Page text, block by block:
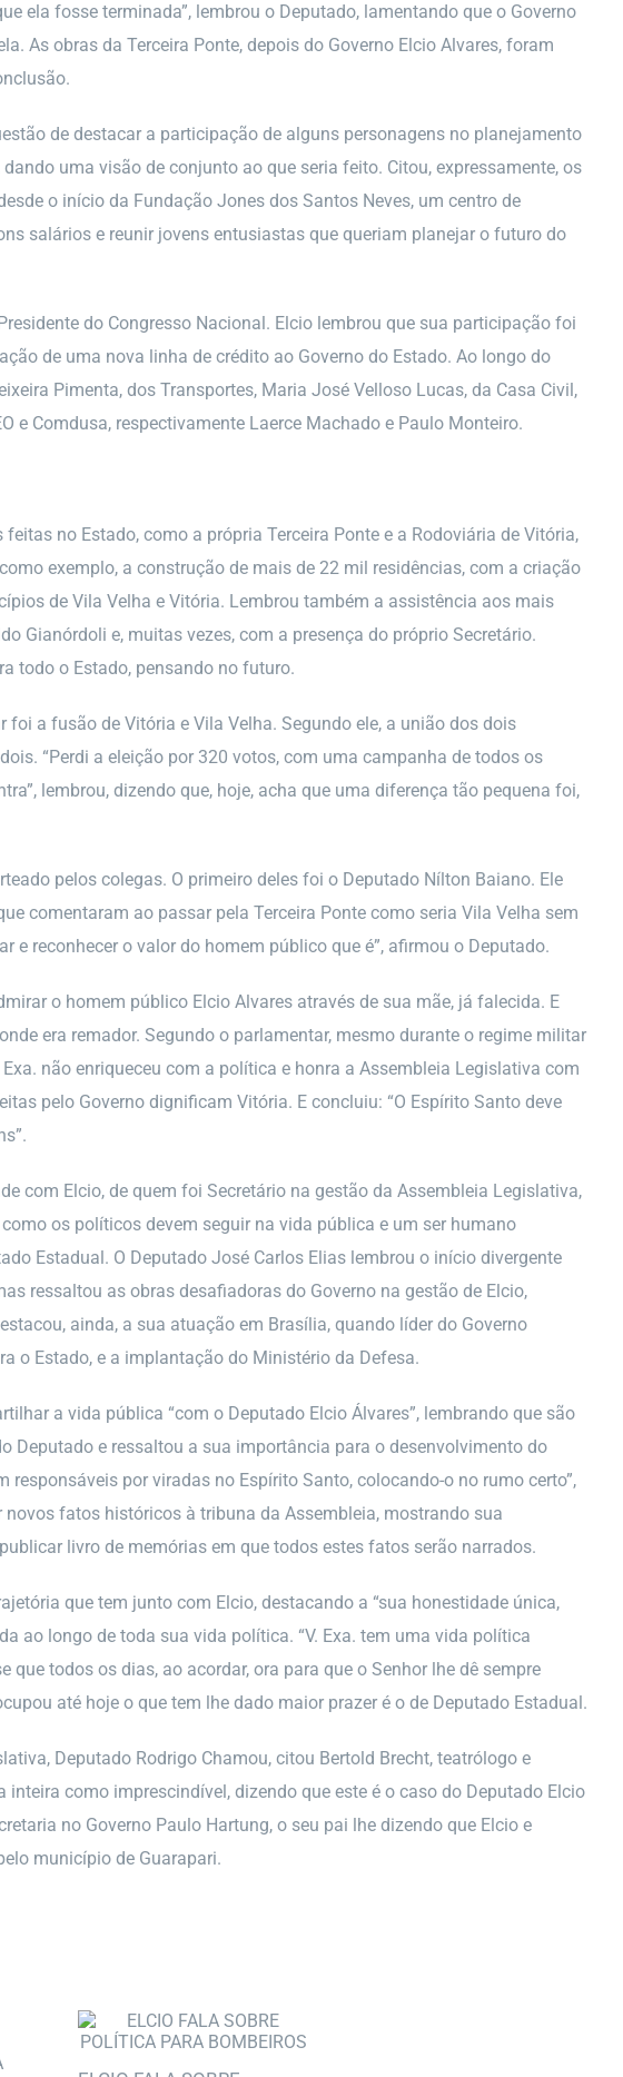
ela fosse terminada”, lembrou o Deputado, lamentando que o Governo
As obras da Terceira Ponte, depois do Governo Elcio Alvares, foram
de destacar a participação de alguns personagens no planejamento
uma visão de conjunto ao que seria feito. Citou, expressamente, os
o início da Fundação Jones dos Santos Neves, um centro de
salários e reunir jovens entusiastas que queriam planejar o futuro do
do Congresso Nacional. Elcio lembrou que sua participação foi
de uma nova linha de crédito ao Governo do Estado. Ao longo do
Pimenta, dos Transportes, Maria José Velloso Lucas, da Casa Civil,
e Comdusa, respectivamente Laerce Machado e Paulo Monteiro.
no Estado, como a própria Terceira Ponte e a Rodoviária de Vitória,
exemplo, a construção de mais de 22 mil residências, com a criação
de Vila Velha e Vitória. Lembrou também a assistência aos mais
Gianórdoli e, muitas vezes, com a presença do próprio Secretário.
todo o Estado, pensando no futuro.
a fusão de Vitória e Vila Velha. Segundo ele, a união dos dois
“Perdi a eleição por 320 votos, com uma campanha de todos os
lembrou, dizendo que, hoje, acha que uma diferença tão pequena foi,
pelos colegas. O primeiro deles foi o Deputado Nílton Baiano. Ele
comentaram ao passar pela Terceira Ponte como seria Vila Velha sem
e reconhecer o valor do homem público que é”, afirmou o Deputado.
o homem público Elcio Alvares através de sua mãe, já falecida. E
era remador. Segundo o parlamentar, mesmo durante o regime militar
não enriqueceu com a política e honra a Assembleia Legislativa com
pelo Governo dignificam Vitória. E concluiu: “O Espírito Santo deve
com Elcio, de quem foi Secretário na gestão da Assembleia Legislativa,
os políticos devem seguir na vida pública e um ser humano
Estadual. O Deputado José Carlos Elias lembrou o início divergente
ressaltou as obras desafiadoras do Governo na gestão de Elcio,
ainda, a sua atuação em Brasília, quando líder do Governo
o Estado, e a implantação do Ministério da Defesa.
a vida pública “com o Deputado Elcio Álvares”, lembrando que são
Deputado e ressaltou a sua importância para o desenvolvimento do
responsáveis por viradas no Espírito Santo, colocando-o no rumo certo”,
fatos históricos à tribuna da Assembleia, mostrando sua
livro de memórias em que todos estes fatos serão narrados.
que tem junto com Elcio, destacando a “sua honestidade única,
ao longo de toda sua vida política. “V. Exa. tem uma vida política
todos os dias, ao acordar, ora para que o Senhor lhe dê sempre
até hoje o que tem lhe dado maior prazer é o de Deputado Estadual.
Deputado Rodrigo Chamou, citou Bertold Brecht, teatrólogo e
como imprescindível, dizendo que este é o caso do Deputado Elcio
no Governo Paulo Hartung, o seu pai lhe dizendo que Elcio e
município de Guarapari.